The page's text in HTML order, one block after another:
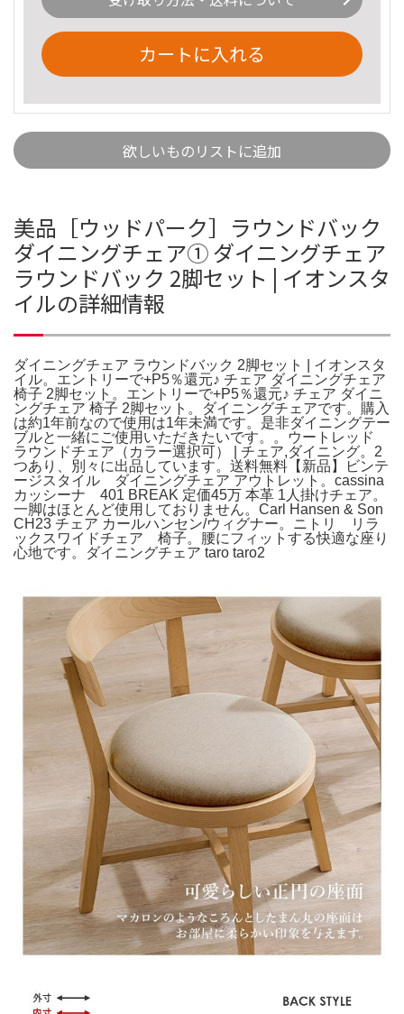
カートに入れる
欲しいものリストに追加
美品［ウッドパーク］ラウンドバック
ダイニングチェア① ダイニングチェア
ラウンドバック 2脚セット | イオンスタ
イルの詳細情報
ダイニングチェア ラウンドバック 2脚セット | イオンスタ
イル。エントリーで+P5％還元♪ チェア ダイニングチェア
椅子 2脚セット。エントリーで+P5％還元♪ チェア ダイニ
ングチェア 椅子 2脚セット。ダイニングチェアです。購入
は約1年前なので使用は1年未満です。是非ダイニングテー
ブルと一緒にご使用いただきたいです。。ウートレッド
ラウンドチェア（カラー選択可） | チェア,ダイニング。2
つあり、別々に出品しています。送料無料【新品】ビンテ
ージスタイル ダイニングチェア アウトレット。cassina
カッシーナ 401 BREAK 定価45万 本革 1人掛けチェア。
一脚はほとんど使用しておりません。Carl Hansen & Son
CH23 チェア カールハンセン/ウィグナー。ニトリ リラ
ックスワイドチェア 椅子。腰にフィットする快適な座り
心地です。ダイニングチェア taro taro2